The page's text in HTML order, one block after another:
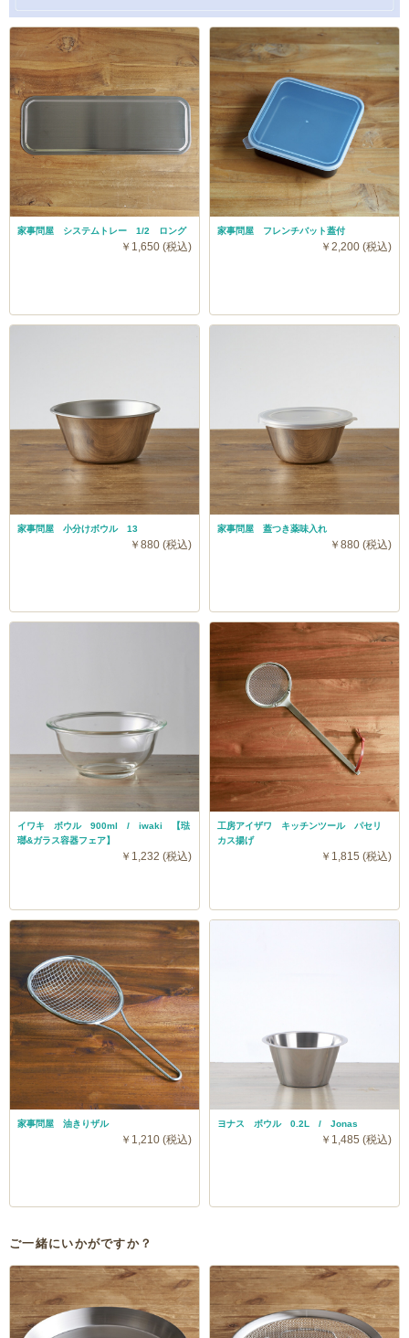
家事問屋 システムトレー 1/2 ロング
￥1,650 (税込)
家事問屋 フレンチバット蓋付
￥2,200 (税込)
家事問屋 小分けボウル 13
￥880 (税込)
家事問屋 蓋つき薬味入れ
￥880 (税込)
イワキ ボウル 900ml / iwaki 【琺
瑯&ガラス容器フェア】
￥1,232 (税込)
工房アイザワ キッチンツール パセリ
カス揚げ
￥1,815 (税込)
家事問屋 油きりザル
￥1,210 (税込)
ヨナス ボウル 0.2L / Jonas
￥1,485 (税込)
ご一緒にいかがですか？